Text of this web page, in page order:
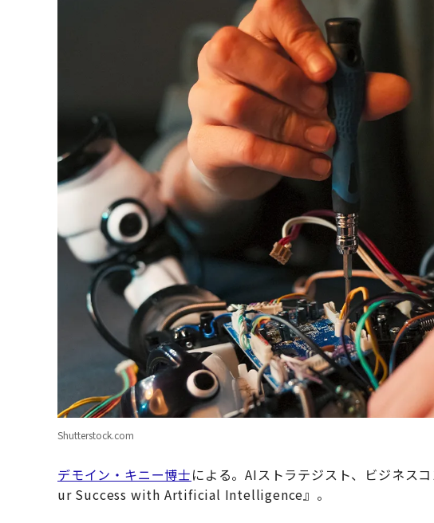
Shutterstock.com
デモイン・キニー博士による。AIストラテジスト、ビジネス
ur Success with Artificial Intelligence』。